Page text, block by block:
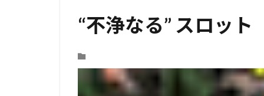
“不浄なる” スロット